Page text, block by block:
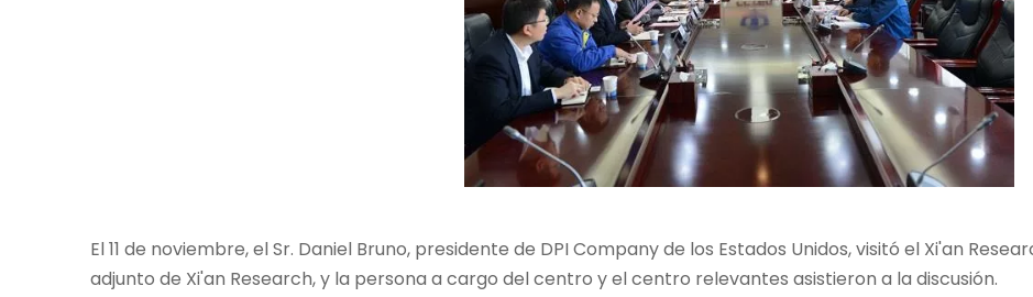
El 11 de noviembre, el Sr. Daniel Bruno, presidente de DPI Company de los Estados Unidos, visitó el Xi'an
adjunto de Xi'an Research, y la persona a cargo del centro y el centro relevantes asistieron a la discusión.